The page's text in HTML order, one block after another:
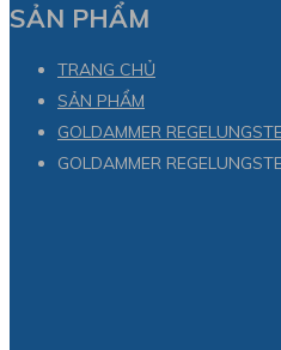
SẢN PHẨM
TRANG CHỦ
SẢN PHẨM
GOLDAMMER
GOLDAMMER